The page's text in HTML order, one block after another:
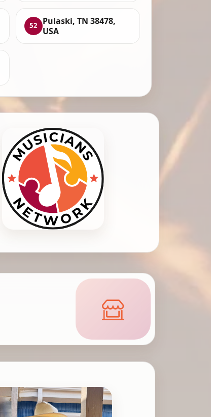
52
Pulaski, TN 38478,
USA